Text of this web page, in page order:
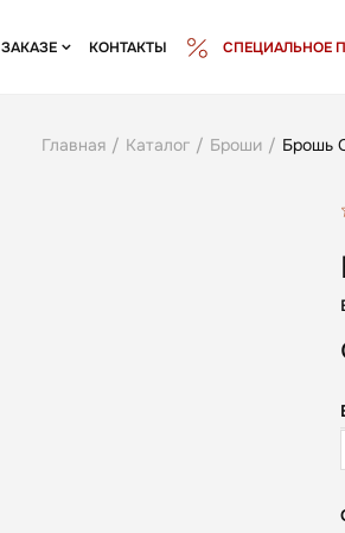
КОНТАКТЫ СПЕЦИАЛЬНОЕ
Главная / Каталог / Броши / Брошь